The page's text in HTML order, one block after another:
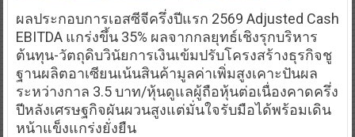
ผลประกอบการเอสซีจีครึ่งปีแรก 2569 Adjusted Cash
EBITDA แกร่งขึ้น 35% ผลจากกลยุทธ์เชิงรุกบริหาร
ต้นทุน-วัตถุดิบวินัยการเงินเข้มปรับโครงสร้างธุรกิจชู
ฐานผลิตอาเซียนเน้นสินค้ามูลค่าเพิ่มสูงเคาะปันผล
ระหว่างกาล 3.5 บาท/หุ้นดูแลผู้ถือหุ้นต่อเนื่องคาดครึ่ง
ปีหลังเศรษฐกิจผันผวนสูงแต่มั่นใจรับมือได้พร้อมเดิน
หน้าแข็งแกร่งยั่งยืน